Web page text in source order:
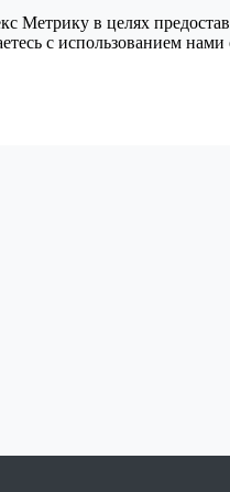
Метрику в целях
с использованием